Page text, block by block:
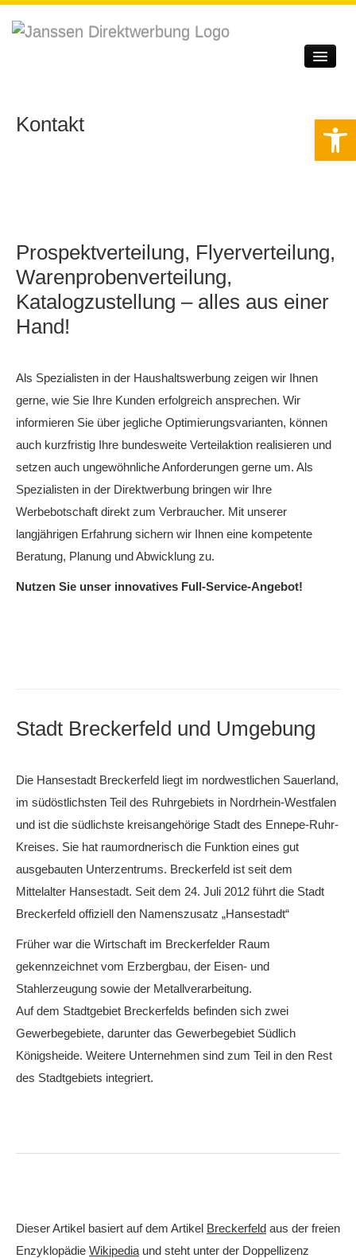
Unternehmen
Kontakt
Login
Kontakt
Prospektverteilung, Flyerverteilung,
Warenprobenverteilung,
Katalogzustellung – alles aus einer
Hand!
Als Spezialisten in der Haushaltswerbung zeigen wir Ihnen
gerne, wie Sie Ihre Kunden erfolgreich ansprechen. Wir
informieren Sie über jegliche Optimierungsvarianten, können
auch kurzfristig Ihre bundesweite Verteilaktion realisieren und
setzen auch ungewöhnliche Anforderungen gerne um. Als
Spezialisten in der Direktwerbung bringen wir Ihre
Werbebotschaft direkt zum Verbraucher. Mit unserer
langjährigen Erfahrung sichern wir Ihnen eine kompetente
Beratung, Planung und Abwicklung zu.
Nutzen Sie unser innovatives Full-Service-Angebot!
Stadt Breckerfeld und Umgebung
Die Hansestadt Breckerfeld liegt im nordwestlichen Sauerland,
im südöstlichsten Teil des Ruhrgebiets in Nordrhein-Westfalen
und ist die südlichste kreisangehörige Stadt des Ennepe-Ruhr-
Kreises. Sie hat raumordnerisch die Funktion eines gut
ausgebauten Unterzentrums. Breckerfeld ist seit dem
Mittelalter Hansestadt. Seit dem 24. Juli 2012 führt die Stadt
Breckerfeld offiziell den Namenszusatz „Hansestadt“
Früher war die Wirtschaft im Breckerfelder Raum
gekennzeichnet vom Erzbergbau, der Eisen- und
Stahlerzeugung sowie der Metallverarbeitung.
Auf dem Stadtgebiet Breckerfelds befinden sich zwei
Gewerbegebiete, darunter das Gewerbegebiet Südlich
Königsheide. Weitere Unternehmen sind zum Teil in den Rest
des Stadtgebiets integriert.
Dieser Artikel basiert auf dem Artikel Breckerfeld aus der freien
Enzyklopädie Wikipedia und steht unter der Doppellizenz